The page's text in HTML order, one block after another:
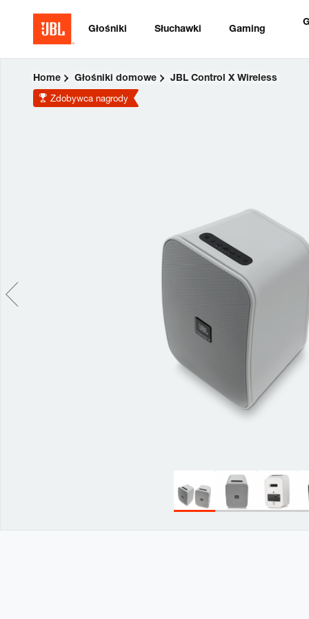
Głośniki Słuchawki Gaming
Home Głośniki domowe JBL Control X Wireless
Zdobywca nagrody